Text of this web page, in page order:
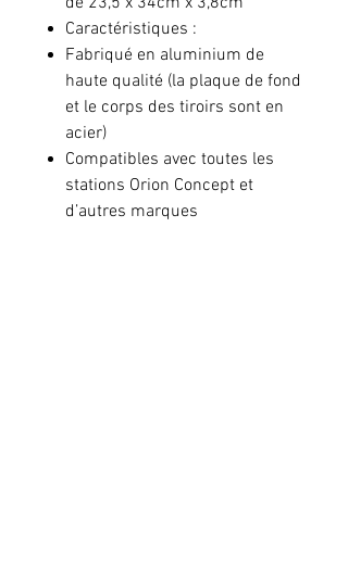
Caractéristiques :
Fabriqué en aluminium de
haute qualité (la plaque de fond
et le corps des tiroirs sont en
acier)
Compatibles avec toutes les
stations Orion Concept et
d’autres marques